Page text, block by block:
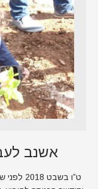
אשנב לעבר 3 –
ט”ו